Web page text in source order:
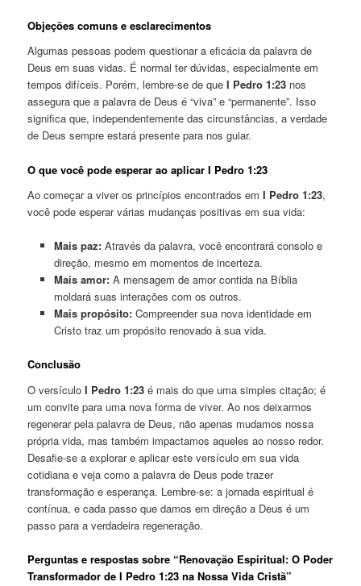
Objeções comuns e esclarecimentos
Algumas pessoas podem questionar a eficácia da palavra de
Deus em suas vidas. É normal ter dúvidas, especialmente em
tempos difíceis. Porém, lembre-se de queI Pedro 1:23 nos
assegura que a palavra de Deus é “viva” e “permanente”. Isso
significa que, independentemente das circunstâncias, a verdade
de Deus sempre estará presente para nos guiar.
O que você pode esperar ao aplicar I Pedro 1:23
Ao começar a viver os princípios encontrados emI Pedro 1:23,
você pode esperar várias mudanças positivas em sua vida:
Mais paz:Através da palavra, você encontrará consolo e
direção, mesmo em momentos de incerteza.
Mais amor:A mensagem de amor contida na Bíblia
moldará suas interações com os outros.
Mais propósito:Compreender sua nova identidade em
Cristo traz um propósito renovado à sua vida.
Conclusão
O versículoI Pedro 1:23 é mais do que uma simples citação; é
um convite para uma nova forma de viver. Ao nos deixarmos
regenerar pela palavra de Deus, não apenas mudamos nossa
própria vida, mas também impactamos aqueles ao nosso redor.
Desafie-se a explorar e aplicar este versículo em sua vida
cotidiana e veja como a palavra de Deus pode trazer
transformação e esperança. Lembre-se: a jornada espiritual é
contínua, e cada passo que damos em direção a Deus é um
passo para a verdadeira regeneração.
Perguntas e respostas sobre “Renovação Espiritual: O Poder
Transformador de I Pedro 1:23 na Nossa Vida Cristã”